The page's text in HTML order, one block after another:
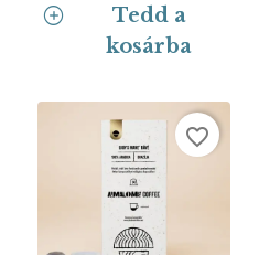
Tedd a
kosárba
favorite_border